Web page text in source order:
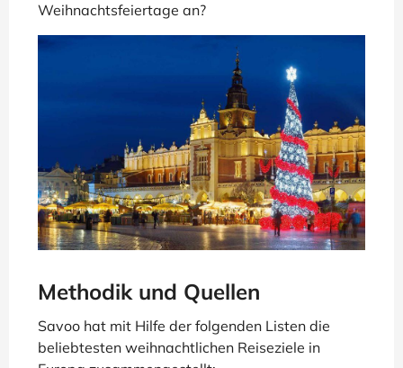
Weihnachtsfeiertage an?
Methodik und Quellen
Savoo hat mit Hilfe der folgenden Listen die
beliebtesten weihnachtlichen Reiseziele in